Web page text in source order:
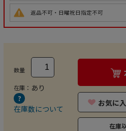
返品不可・日曜祝日指定不可
数量
在庫： あり
在庫数について
お気に
在庫